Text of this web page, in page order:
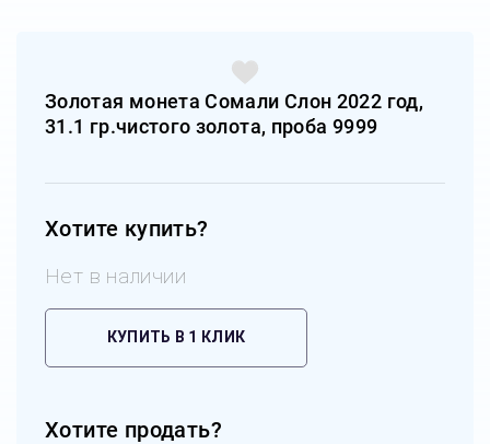
Золотая монета Сомали Слон 2022 год,
31.1 гр.чистого золота, проба 9999
Хотите купить?
Нет в наличии
КУПИТЬ В 1 КЛИК
Хотите продать?